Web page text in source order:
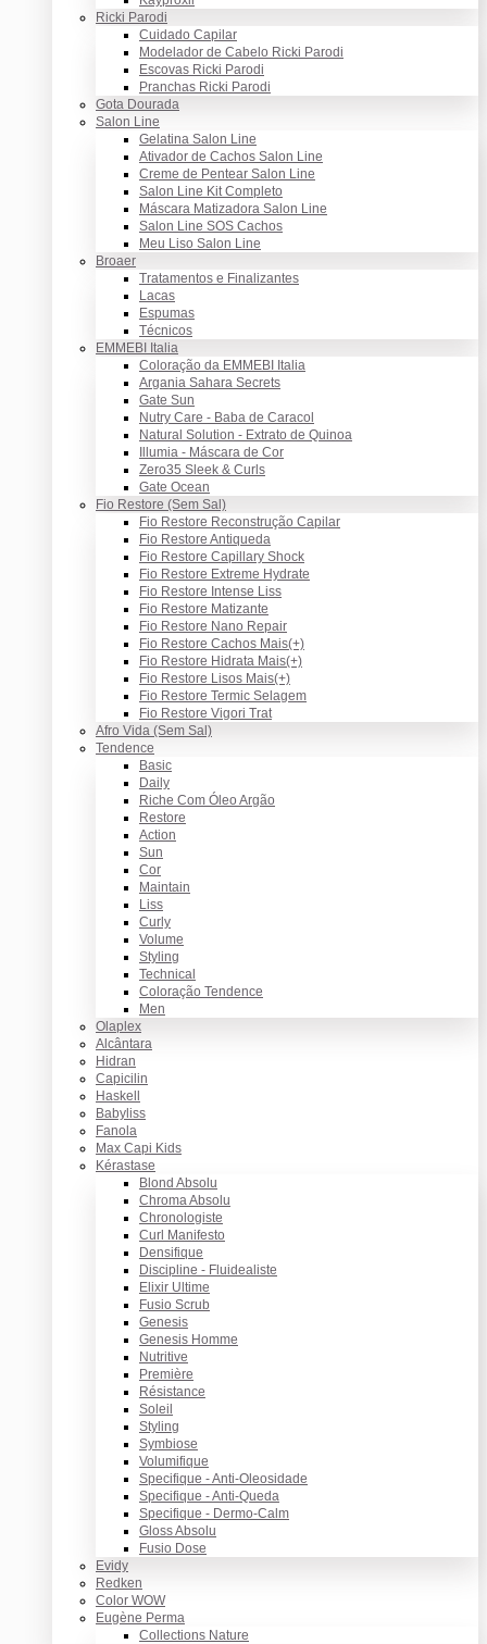
Ricki Parodi
Cuidado Capilar
Modelador de Cabelo Ricki Parodi
Escovas Ricki Parodi
Pranchas Ricki Parodi
Gota Dourada
Salon Line
Gelatina Salon Line
Ativador de Cachos Salon Line
Creme de Pentear Salon Line
Salon Line Kit Completo
Máscara Matizadora Salon Line
Salon Line SOS Cachos
Meu Liso Salon Line
Broaer
Tratamentos e Finalizantes
Lacas
Espumas
Técnicos
EMMEBI Italia
Coloração da EMMEBI Italia
Argania Sahara Secrets
Gate Sun
Nutry Care - Baba de Caracol
Natural Solution - Extrato de Quinoa
Illumia - Máscara de Cor
Zero35 Sleek & Curls
Gate Ocean
Fio Restore (Sem Sal)
Fio Restore Reconstrução Capilar
Fio Restore Antiqueda
Fio Restore Capillary Shock
Fio Restore Extreme Hydrate
Fio Restore Intense Liss
Fio Restore Matizante
Fio Restore Nano Repair
Fio Restore Cachos Mais(+)
Fio Restore Hidrata Mais(+)
Fio Restore Lisos Mais(+)
Fio Restore Termic Selagem
Fio Restore Vigori Trat
Afro Vida (Sem Sal)
Tendence
Basic
Daily
Riche Com Óleo Argão
Restore
Action
Sun
Cor
Maintain
Liss
Curly
Volume
Styling
Technical
Coloração Tendence
Men
Olaplex
Alcântara
Hidran
Capicilin
Haskell
Babyliss
Fanola
Max Capi Kids
Kérastase
Blond Absolu
Chroma Absolu
Chronologiste
Curl Manifesto
Densifique
Discipline - Fluidealiste
Elixir Ultime
Fusio Scrub
Genesis
Genesis Homme
Nutritive
Première
Résistance
Soleil
Styling
Symbiose
Volumifique
Specifique - Anti-Oleosidade
Specifique - Anti-Queda
Specifique - Dermo-Calm
Gloss Absolu
Fusio Dose
Evidy
Redken
Color WOW
Eugène Perma
Collections Nature